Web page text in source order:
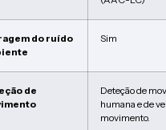
do ruído
Sim
de
Deteção de
humana e de
movimento.